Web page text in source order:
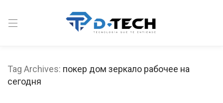
Tag Archives: покер дом зеркало рабочее на
сегодня